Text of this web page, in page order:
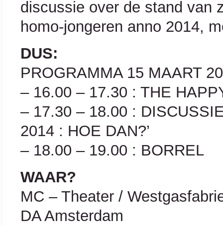
discussie over de stand van
homo-jongeren anno 2014,
DUS:
PROGRAMMA 15 MAART
– 16.00 – 17.30 : THE
– 17.30 – 18.00 :
2014 : HOE DAN?’
– 18.00 – 19.00 : BORREL
WAAR?
MC – Theater /
DA Amsterdam